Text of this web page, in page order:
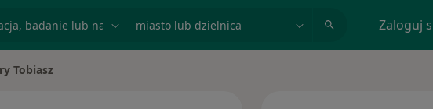
Zaloguj
Tobiasz